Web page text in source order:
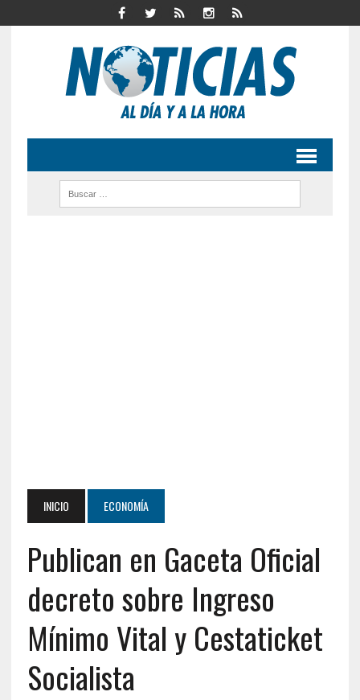
INICIO ECONOMÍA
Publican en Gaceta Oficial
decreto sobre Ingreso
Mínimo Vital y Cestaticket
Socialista